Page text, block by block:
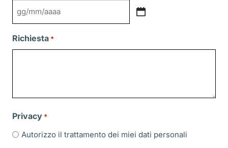
slash
AAAA
GG
MM
Richiesta *
Privacy *
Autorizzo il trattamento dei miei dati personali